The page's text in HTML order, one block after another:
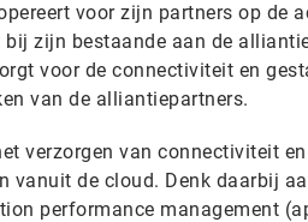
voor zijn partners op de
zijn bestaande aan de
voor de connectiviteit en
van de alliantiepartners.
verzorgen van connectiviteit
vanuit de cloud. Denk daarbij
performance management